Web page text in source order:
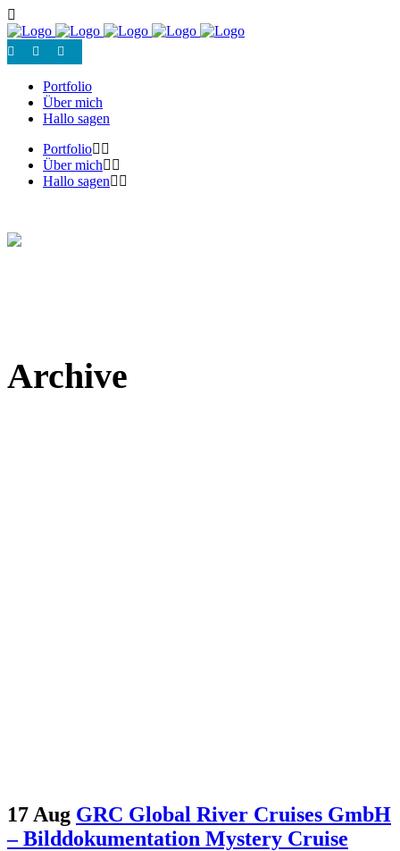
Portfolio
Über mich
Hallo sagen
Portfolio
Über mich
Hallo sagen
Archive
17 Aug GRC Global River Cruises GmbH
– Bilddokumentation Mystery Cruise